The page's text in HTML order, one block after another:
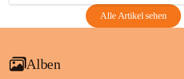
Alle Artikel sehen
Alben